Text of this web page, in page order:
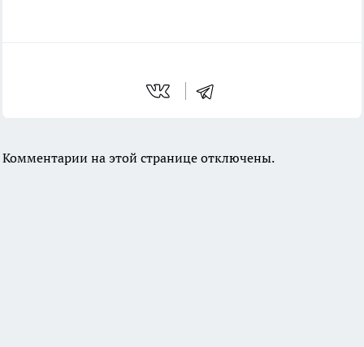
Комментарии на этой странице отключены.